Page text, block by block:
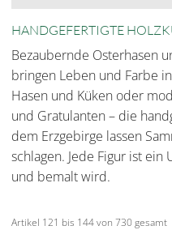
HANDGEFERTIGTE
Bezaubernde Osterhasen
bringen Leben und Farbe
Hasen und Küken oder
und Gratulanten – die
dem Erzgebirge lassen
schlagen. Jede Figur ist ein
und bemalt wird.
Artikel 121 bis 144 von 730 gesamt